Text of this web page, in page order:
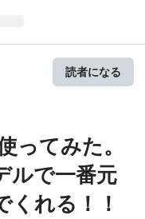
読者になる
ってみた。
ルで一番元
くれる！！